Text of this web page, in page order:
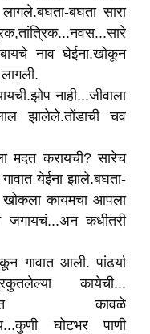
बघता सारा
नाव घेईना.खोकून
नाही...जीवाला
झालेले.तोंडाची चव
मदत करायची? सारेच
येईना झाले.बघता-
खोकला कायमचा आपला
कधीतरी
गावात आली. पांढर्या
कायेची...
कावळे
घोटभर पाणी